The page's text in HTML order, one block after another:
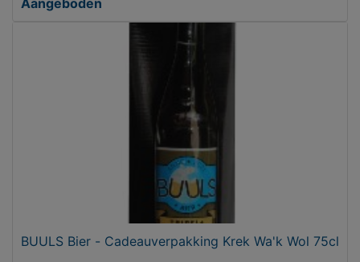
BUULS Bier - Cadeauverpakking Krek Wa'k Wol 75cl